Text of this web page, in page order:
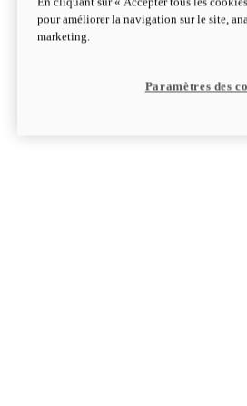
Hypermotard V2 SP
Découvrez-le
pour améliorer la navigation sur le site,
marketing.
Paramètres des